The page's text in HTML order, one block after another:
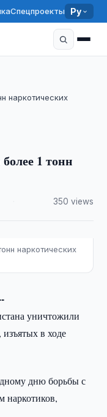
Спецпроекты Ру
наркотических
1 тонн
350 views
наркотических
уничтожили
изъятых в ходе
дню борьбы с
наркотиков,